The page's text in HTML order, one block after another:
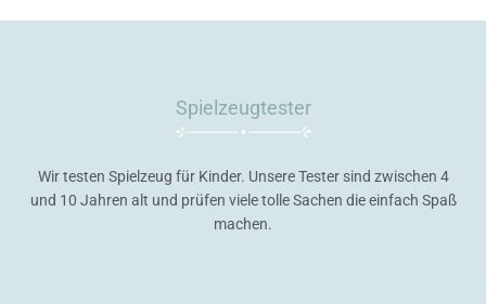
Spielzeugtester
Wir testen Spielzeug für Kinder. Unsere Tester sind zwischen 4
und 10 Jahren alt und prüfen viele tolle Sachen die einfach Spaß
machen.